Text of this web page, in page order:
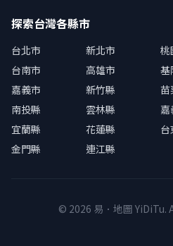
探索台灣各縣市
台北市 新北市 桃
台南市
高雄市 基
嘉義市
新竹縣 苗
南投縣
雲林縣 嘉
宜蘭縣
花蓮縣 台
金門縣
連江縣
© 2026 易．地圖